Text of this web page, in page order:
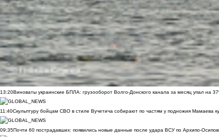
13:20Виноваты украинские БПЛА: грузооборот Волго-Донского канала за месяц упал на
11:40Скульптуру бойцам СВО в стиле Вучетича собирают по частям у подножия Мамаева
09:35Почти 60 пострадавших: появились новые данные после удара ВСУ по Архипо-